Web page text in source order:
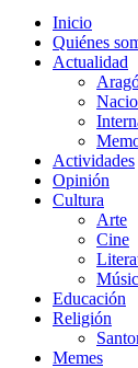
Inicio
Quiénes
Actualidad
Actividades
Opinión
Cultura
Arte
Cine
Educación
Religión
Memes